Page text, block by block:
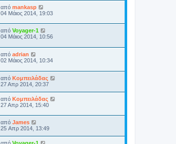
από mankasp
04 Μάιος 2014, 19:03
από Voyager-1
04 Μάιος 2014, 10:56
από adrian
02 Μάιος 2014, 10:34
από Κομπειλάδας
27 Απρ 2014, 20:37
από Κομπειλάδας
27 Απρ 2014, 15:40
από James
25 Απρ 2014, 13:49